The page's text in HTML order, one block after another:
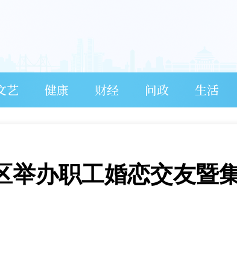
艺 健康 财经 问政 生活
举办职工婚恋交友暨